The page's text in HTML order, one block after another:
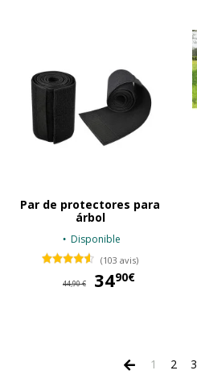
Par de protectores para
árbol
Disponible
(103 avis)
44,90 € 3490€
1 2 3